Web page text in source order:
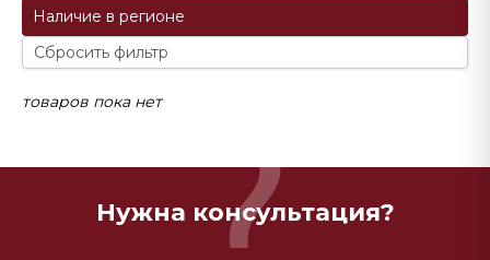
Наличие в регионе
Сбросить фильтр
товаров пока нет
Нужна консультация?